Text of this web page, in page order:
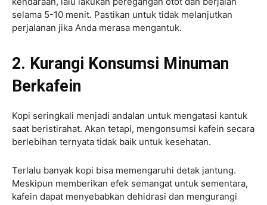
selama 5-10 menit. Pastikan untuk tidak melanjutkan
perjalanan jika Anda merasa mengantuk.
2. Kurangi Konsumsi Minuman
Berkafein
Kopi seringkali menjadi andalan untuk mengatasi kantuk
saat beristirahat. Akan tetapi, mengonsumsi kafein secara
berlebihan ternyata tidak baik untuk kesehatan.
Terlalu banyak kopi bisa memengaruhi detak jantung.
Meskipun memberikan efek semangat untuk sementara,
kafein dapat menyebabkan dehidrasi dan mengurangi